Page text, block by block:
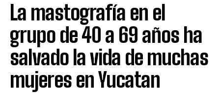
La mastografía en el
grupo de 40 a 69 años ha
salvado la vida de muchas
mujeres en Yucatan